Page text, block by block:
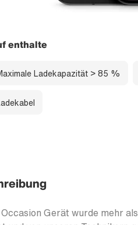
enthalte
Ladekapazität > 85 %
Gerät wurde mehr